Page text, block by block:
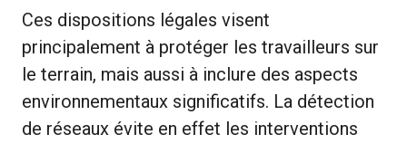
Ces dispositions légales visent
principalement à protéger les travailleurs sur
le terrain, mais aussi à inclure des aspects
environnementaux significatifs. La détection
de réseaux évite en effet les interventions